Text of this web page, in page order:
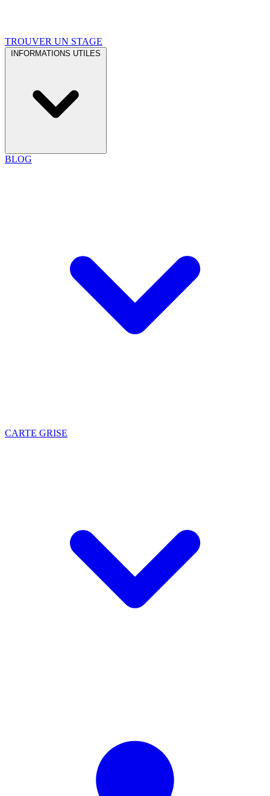
TROUVER UN STAGE
INFORMATIONS UTILES
BLOG
CARTE GRISE